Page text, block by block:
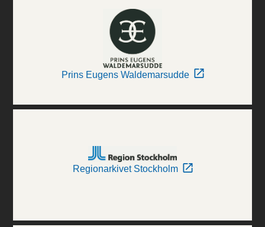
Prins Eugens Waldemarsudde
Regionarkivet Stockholm